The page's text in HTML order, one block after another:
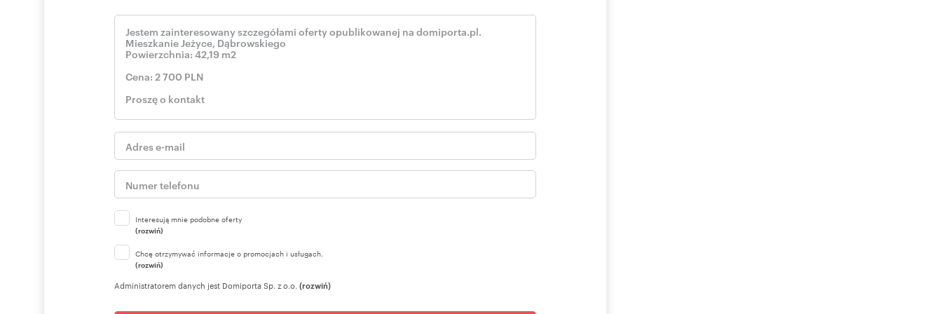
Pośrednik odpowiedzialny zawodowo
Nr licencji zawodowej: 1542
Ze względu na okoliczność, iż powyższe informacje pochodzą od osób trzecich i część z nich nie zawsze daje się
zweryfikować, firma nie ponosi odpowiedzialności za ich dokładność, kompletność i aktualność.
Interesują mnie podobne oferty
(rozwiń)
Chcę otrzymywać informacje o promocjach i usługach.
(rozwiń)
Administratorem danych jest Domiporta Sp. z o.o. (rozwiń)